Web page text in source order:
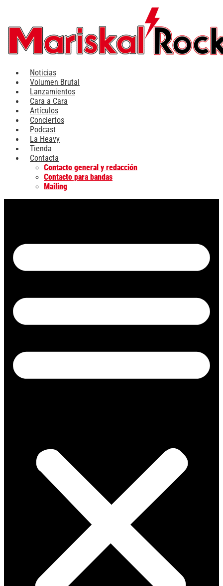
contenido
Noticias
Volumen Brutal
Lanzamientos
Cara a Cara
Artículos
Conciertos
Podcast
La Heavy
Tienda
Contacta
Contacto general y redacción
Contacto para bandas
Mailing